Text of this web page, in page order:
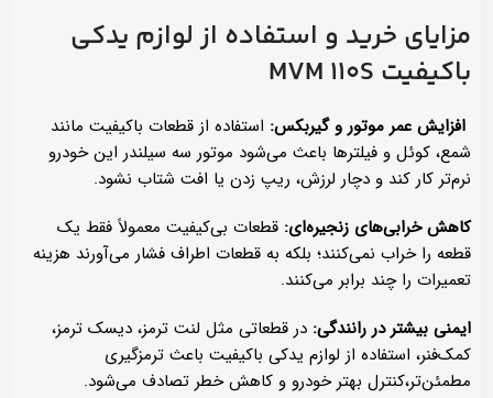
مزایای خرید و استفاده از لوازم یدکی
باکیفیت MVM 110S
افزایش عمر موتور و گیربکس: استفاده از قطعات باکیفیت مانند
شمع، کوئل و فیلترها باعث می‌شود موتور سه سیلندر این خودرو
نرم‌تر کار کند و دچار لرزش، ریپ زدن یا افت شتاب نشود.
کاهش خرابی‌های زنجیره‌ای: قطعات بی‌کیفیت معمولاً فقط یک
قطعه را خراب نمی‌کنند؛ بلکه به قطعات اطراف فشار می‌آورند هزینه
تعمیرات را چند برابر می‌کنند.
ایمنی بیشتر در رانندگی: در قطعاتی مثل لنت ترمز، دیسک ترمز،
کمک‌فنر، استفاده از لوازم یدکی باکیفیت باعث ترمزگیری
مطمئن‌تر،کنترل بهتر خودرو و کاهش خطر تصادف می‌شود.